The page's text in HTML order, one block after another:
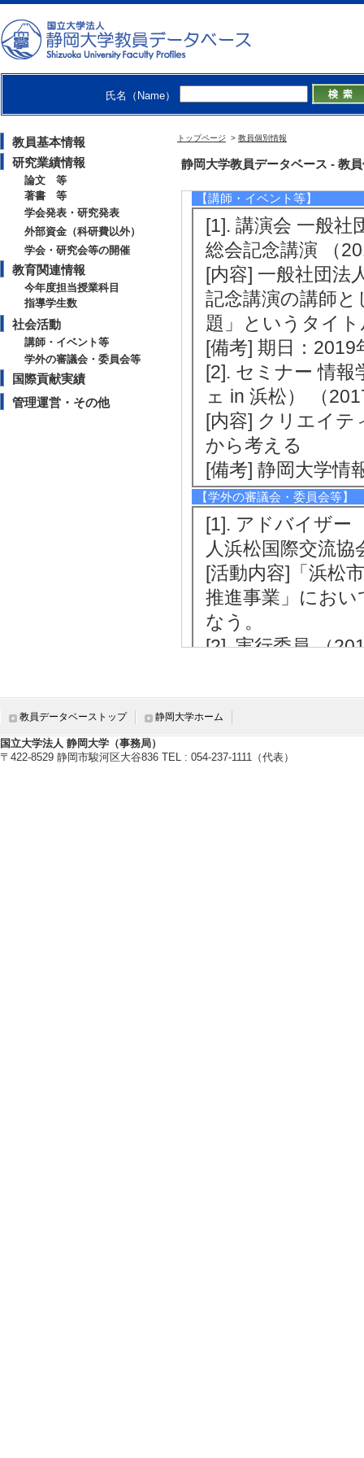
氏名（Name）
教員基本情報
研究業績情報
論文 等
著書 等
学会発表・研究発表
外部資金（科研費以外）
学会・研究会等の開催
教育関連情報
今年度担当授業科目
指導学生数
社会活動
講師・イベント等
学外の審議会・委員会等
国際貢献実績
管理運営・その他
トップページ > 教員個別情報
静岡大学教員データベース - 教
卒研指導学生数（
2019年度
卒研指導学生数（
社会活動
【講師・イベント等】
[1]. 講演会 一般社
総会記念講演 （
[内容] 一般社団法
記念講演の講師
題」というタイ
[備考] 期日：
[2]. セミナー 情
ェ in 浜松） （
[内容] クリエイテ
から考える
[備考] 静岡大学情
【学外の審議会・委員会等】
[1]. アドバイザー
人浜松国際交流協
[活動内容]「浜松
推進事業」にお
なう。
[2]. 実行委員 （
推進事業」におい
書の原案作成に従
[3]. 理事 （2019
[4]. 本部事務局員
教員データベーストップ 静岡大学ホーム
国立大学法人 静岡大学（事務局）
〒422-8529 静岡市駿河区大谷836 TEL : 054-237-1111（代表）